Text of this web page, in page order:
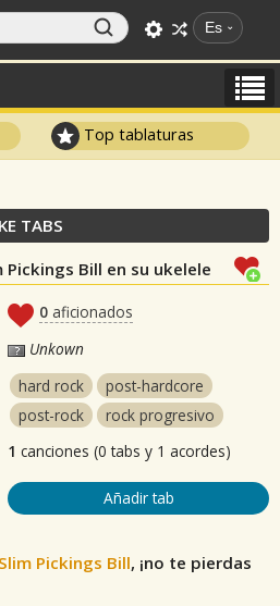
Es
Top tablaturas
TABS
Bill en su ukelele
0 aficionados
Unkown
hard rock
post-hardcore
post-rock
rock progresivo
1 canciones (0 tabs y 1 acordes)
Añadir tab
Slim Pickings Bill, ¡no te pierdas